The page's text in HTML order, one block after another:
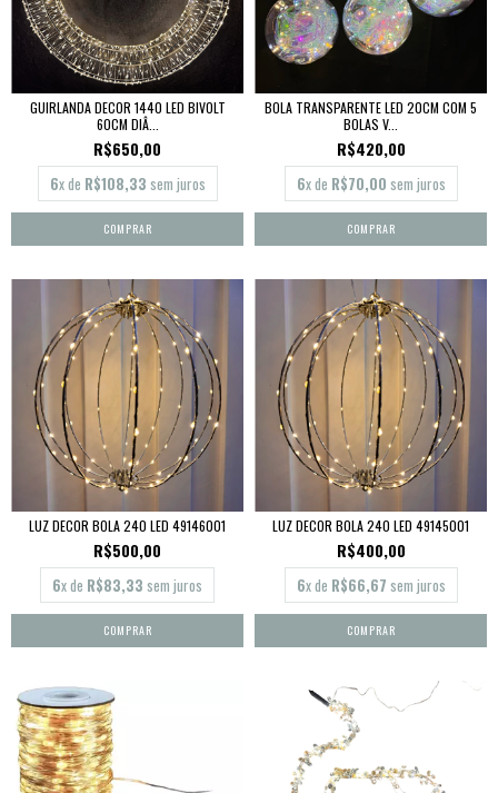
GUIRLANDA DECOR 1440 LED BIVOLT
60CM DIÂ...
R$650,00
6x de R$108,33 sem juros
BOLA TRANSPARENTE LED 20CM COM 5
BOLAS V...
R$420,00
6x de R$70,00 sem juros
LUZ DECOR BOLA 240 LED 49146001
R$500,00
6x de R$83,33 sem juros
LUZ DECOR BOLA 240 LED 49145001
R$400,00
6x de R$66,67 sem juros